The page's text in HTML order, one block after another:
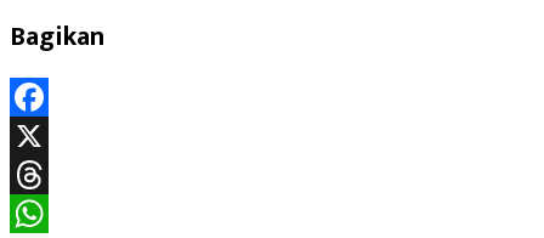
Bagikan
Facebook
X
Threads